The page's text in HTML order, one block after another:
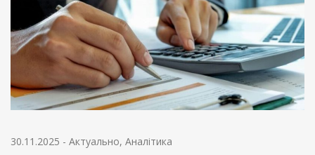
30.11.2025 - Актуально, Аналітика